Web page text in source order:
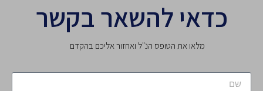
כדאי להשאר בקשר
מלאו את הטופס הנ"ל ואחזור אליכם בהקדם